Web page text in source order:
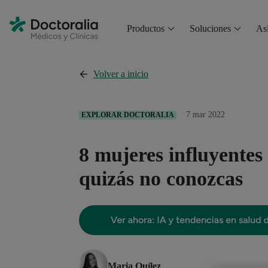
Productos Soluciones
Volver a inicio
EXPLORAR DOCTORALIA 7 mar 2022
8 mujeres
quizás no conozcas
Maria Quílez